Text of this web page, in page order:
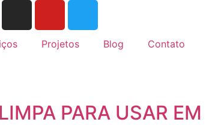
Projetos Blog Contato
PARA USAR EM